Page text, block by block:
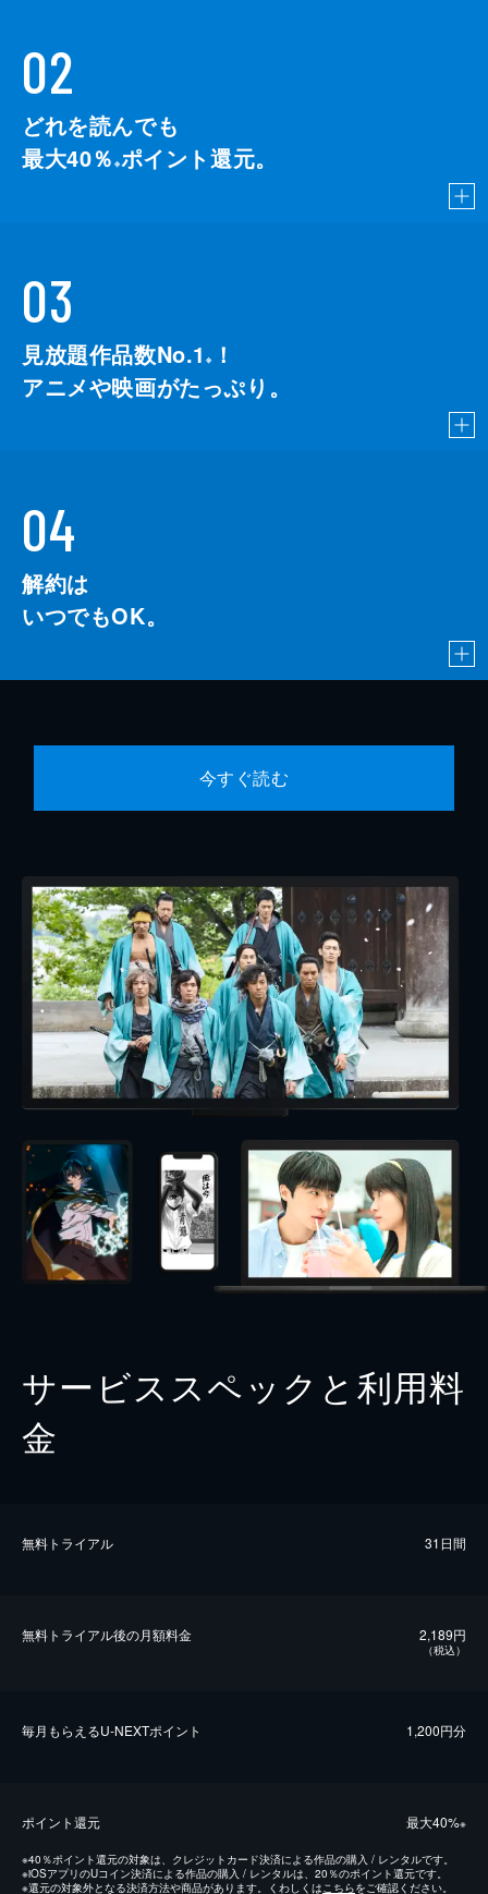
02
どれを読んでも
最大40％ ※ポイント還元。
03
見放題作品数No.1 ※
！
アニメや映画がたっぷり。
04
解約は
いつでもOK。
今すぐ読む
サービススペックと利用料
金
無料トライアル 31日間
無料トライアル後の⽉額料金 2,189円
（税込）
毎⽉もらえるU-NEXTポイント 1,200円分
ポイント還元 最⼤40%※
※40％ポイント還元の対象は、クレジットカード決済による作品の購入 / レンタルです。
※iOSアプリのUコイン決済による作品の購入 / レンタルは、20％のポイント還元です。
※還元の対象外となる決済方法や商品があります。くわしくはこちらをご確認ください。